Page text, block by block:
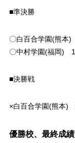
■準決勝
〇白百合学園(熊
〇中村学園(福岡)
■決勝戦
×白百合学園(熊本
優勝校、最終成績